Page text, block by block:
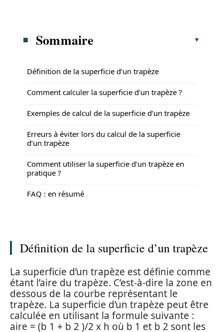
Sommaire
Définition de la superficie d’un trapèze
Comment calculer la superficie d’un trapèze ?
Exemples de calcul de la superficie d’un trapèze
Erreurs à éviter lors du calcul de la superficie
d’un trapèze
Comment utiliser la superficie d’un trapèze en
pratique ?
FAQ : en résumé
Définition de la superficie d’un trapèze
La superficie d’un trapèze est définie comme
étant l’aire du trapèze. C’est-à-dire la zone en
dessous de la courbe représentant le
trapèze. La superficie d’un trapèze peut être
calculée en utilisant la formule suivante :
aire = (b 1 + b 2 )/2 x h où b 1 et b 2 sont les